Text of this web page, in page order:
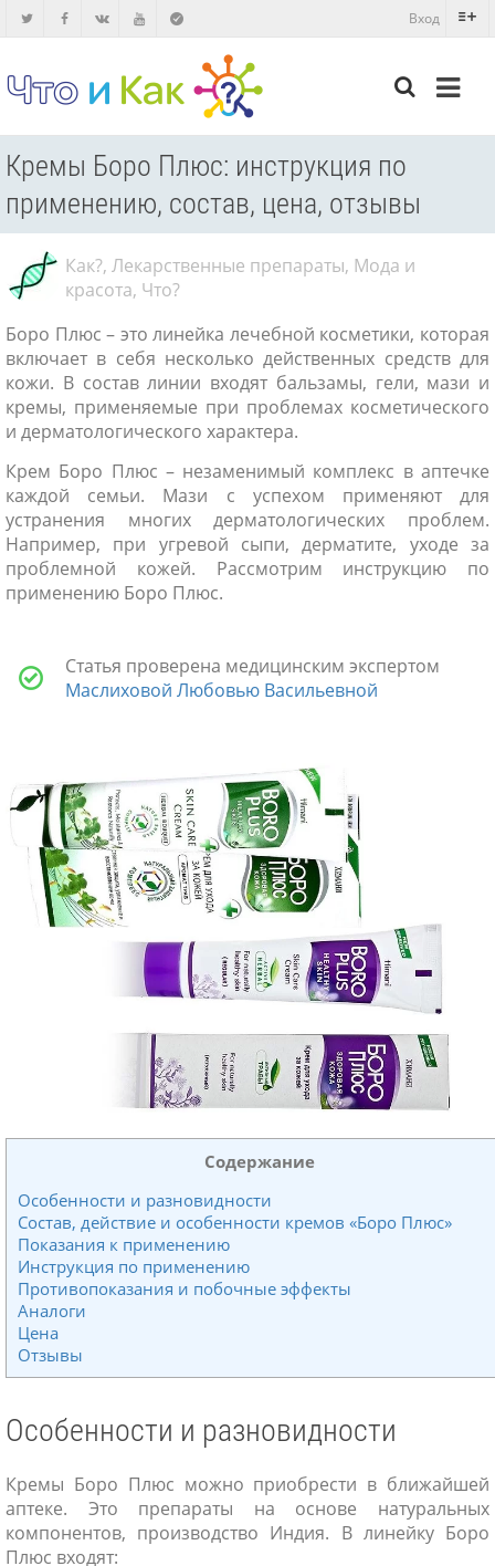
Вход
Кремы Боро Плюс: инструкция по
применению, состав, цена, отзывы
Как?,Лекарственные препараты, Мода и
красота, Что?
Боро Плюс – это линейка лечебной косметики, которая
включает в себя несколько действенных средств для
кожи. В состав линии входят бальзамы, гели, мази и
кремы, применяемые при проблемах косметического
и дерматологического характера.
Крем Боро Плюс – незаменимый комплекс в аптечке
каждой семьи. Мази с успехом применяют для
устранения многих дерматологических проблем.
Например, при угревой сыпи, дерматите, уходе за
проблемной кожей. Рассмотрим инструкцию по
применению Боро Плюс.
Статья проверена медицинским экспертом
Маслиховой Любовью Васильевной
Содержание
Особенности и разновидности
Состав, действие и особенности кремов «Боро Плюс»
Показания к применению
Инструкция по применению
Противопоказания и побочные эффекты
Аналоги
Цена
Отзывы
Особенности и разновидности
Кремы Боро Плюс можно приобрести в ближайшей
аптеке. Это препараты на основе натуральных
компонентов, производство Индия. В линейку Боро
Плюс входят: